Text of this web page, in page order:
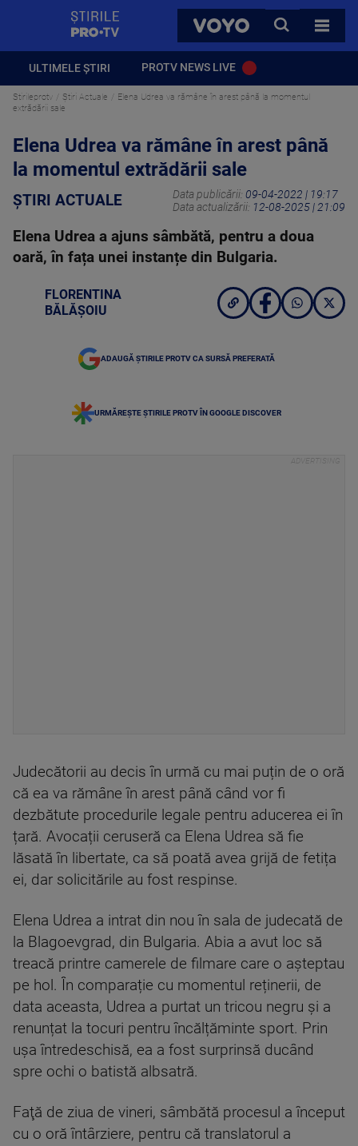
VOYO
CAUTA
TOATE
ULTIMELE ȘTIRI PROTV NEWS LIVE
Stirileprotv Știri Actuale
Elena Udrea va rămâne în arest până la momentul
extrădării sale
Elena Udrea va rămâne în arest până
la momentul extrădării sale
ȘTIRI ACTUALE Data publicării: 09-04-2022 | 19:17
Data actualizării: 12-08-2025 | 21:09
Elena Udrea a ajuns sâmbătă, pentru a doua
oară, în fața unei instanțe din Bulgaria.
FLORENTINA
BĂLĂȘOIU
ADAUGĂ ȘTIRILE PROTV CA SURSĂ PREFERATĂ
URMĂREȘTE ȘTIRILE PROTV ÎN GOOGLE DISCOVER
Judecătorii au decis în urmă cu mai puțin de o oră
că ea va rămâne în arest până când vor fi
dezbătute procedurile legale pentru aducerea ei în
țară. Avocații ceruseră ca Elena Udrea să fie
lăsată în libertate, ca să poată avea grijă de fetița
ei, dar solicitările au fost respinse.
Elena Udrea a intrat din nou în sala de judecată de
la Blagoevgrad, din Bulgaria. Abia a avut loc să
treacă printre camerele de filmare care o așteptau
pe hol. În comparație cu momentul reținerii, de
data aceasta, Udrea a purtat un tricou negru și a
renunțat la tocuri pentru încălțăminte sport. Prin
uşa întredeschisă, ea a fost surprinsă ducând
spre ochi o batistă albsatră.
Faţă de ziua de vineri, sâmbătă procesul a început
cu o oră întârziere, pentru că translatorul a